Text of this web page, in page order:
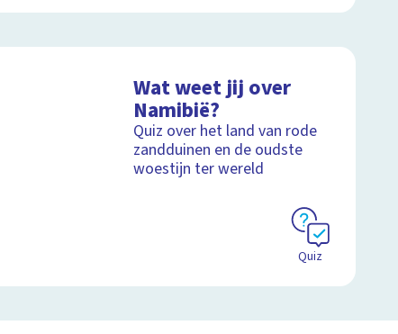
Wat weet jij over
Namibië?
Quiz over het land van rode
zandduinen en de oudste
woestijn ter wereld
Quiz